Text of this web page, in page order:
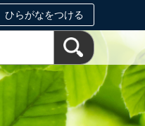
ひらがなをつける